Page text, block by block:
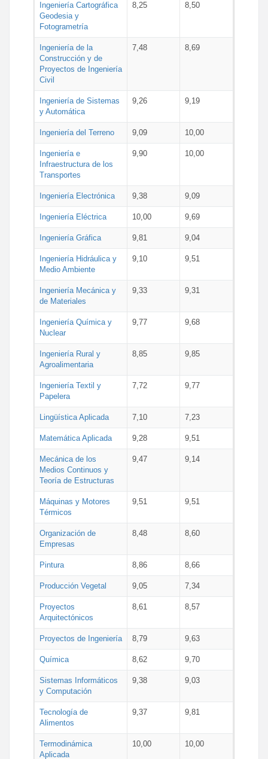
Ingeniería Cartográfica
Geodesia y
Fotogrametría
8,25 8,50
Ingeniería de la
Construcción y de
Proyectos de Ingeniería
Civil
7,48 8,69
Ingeniería de Sistemas
y Automática
9,26 9,19
Ingeniería del Terreno 9,09 10,00
Ingeniería e
Infraestructura de los
Transportes
9,90 10,00
Ingeniería Electrónica 9,38 9,09
Ingeniería Eléctrica 10,00 9,69
Ingeniería Gráfica 9,81 9,04
Ingeniería Hidráulica y
Medio Ambiente
9,10 9,51
Ingeniería Mecánica y
de Materiales
9,33 9,31
Ingeniería Química y
Nuclear
9,77 9,68
Ingeniería Rural y
Agroalimentaria
8,85 9,85
Ingeniería Textil y
Papelera
7,72 9,77
Lingüística Aplicada 7,10 7,23
Matemática Aplicada 9,28 9,51
Mecánica de los
Medios Continuos y
Teoría de Estructuras
9,47 9,14
Máquinas y Motores
Térmicos
9,51 9,51
Organización de
Empresas
8,48 8,60
Pintura 8,86 8,66
Producción Vegetal 9,05 7,34
Proyectos
Arquitectónicos
8,61 8,57
Proyectos de Ingeniería 8,79 9,63
Química 8,62 9,70
Sistemas Informáticos
y Computación
9,38 9,03
Tecnología de
Alimentos
9,37 9,81
Termodinámica
Aplicada
10,00 10,00